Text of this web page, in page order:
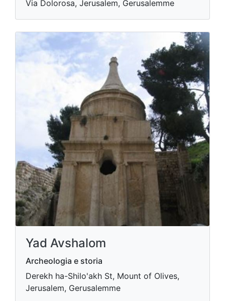
Via Dolorosa, Jerusalem, Gerusalemme
Yad Avshalom
Archeologia e storia
Derekh ha-Shilo'akh St, Mount of Olives,
Jerusalem, Gerusalemme